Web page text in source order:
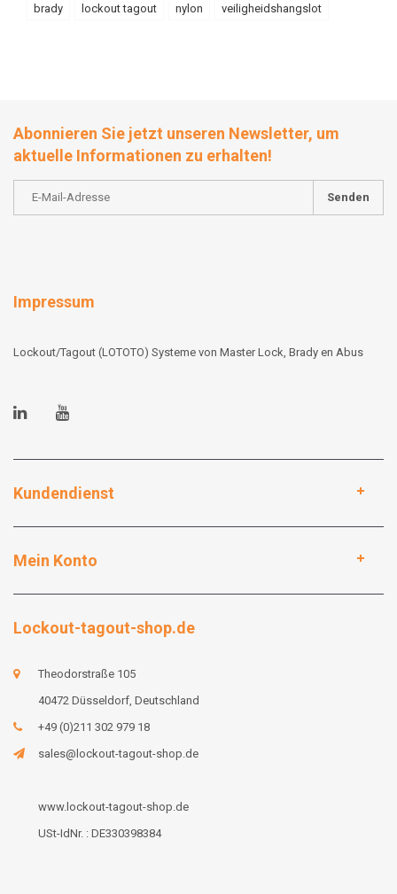
brady lockout tagout nylon veiligheidshangslot
Abonnieren Sie jetzt unseren Newsletter, um
aktuelle Informationen zu erhalten!
Senden
Impressum
Lockout/Tagout (LOTOTO) Systeme von Master Lock, Brady en Abus
Kundendienst
Mein Konto
Lockout-tagout-shop.de
Theodorstraße 105
40472 Düsseldorf, Deutschland
+49 (0)211 302 979 18
sales@lockout-tagout-shop.de
www.lockout-tagout-shop.de
USt-IdNr. : DE330398384